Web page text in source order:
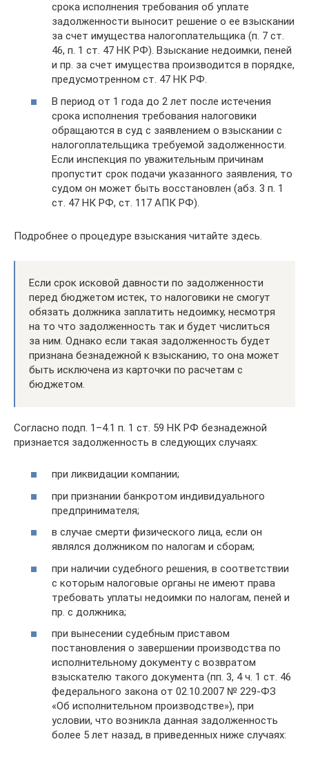
срока исполнения требования об уплате
задолженности выносит решение о ее взыскании
за счет имущества налогоплательщика (п. 7 ст.
46, п. 1 ст. 47 НК РФ). Взыскание недоимки, пеней
и пр. за счет имущества производится в порядке,
предусмотренном ст. 47 НК РФ.
В период от 1 года до 2 лет после истечения
срока исполнения требования налоговики
обращаются в суд с заявлением о взыскании с
налогоплательщика требуемой задолженности.
Если инспекция по уважительным причинам
пропустит срок подачи указанного заявления, то
судом он может быть восстановлен (абз. 3 п. 1
ст. 47 НК РФ, ст. 117 АПК РФ).
Подробнее о процедуре взыскания читайте здесь.
Если срок исковой давности по задолженности
перед бюджетом истек, то налоговики не смогут
обязать должника заплатить недоимку, несмотря
на то что задолженность так и будет числиться
за ним. Однако если такая задолженность будет
признана безнадежной к взысканию, то она может
быть исключена из карточки по расчетам с
бюджетом.
Согласно подп. 1–4.1 п. 1 ст. 59 НК РФ безнадежной
признается задолженность в следующих случаях:
при ликвидации компании;
при признании банкротом индивидуального
предпринимателя;
в случае смерти физического лица, если он
являлся должником по налогам и сборам;
при наличии судебного решения, в соответствии
с которым налоговые органы не имеют права
требовать уплаты недоимки по налогам, пеней и
пр. с должника;
при вынесении судебным приставом
постановления о завершении производства по
исполнительному документу с возвратом
взыскателю такого документа (пп. 3, 4 ч. 1 ст. 46
федерального закона от 02.10.2007 № 229-ФЗ
«Об исполнительном производстве»), при
условии, что возникла данная задолженность
более 5 лет назад, в приведенных ниже случаях: